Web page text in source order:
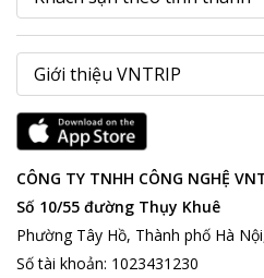
CÔNG TY TNHH CÔNG NGHỆ
Số 10/55 đường Thụy Khuê
Phường Tây Hồ, Thành phố Hà
Số tài khoản: 1023431230